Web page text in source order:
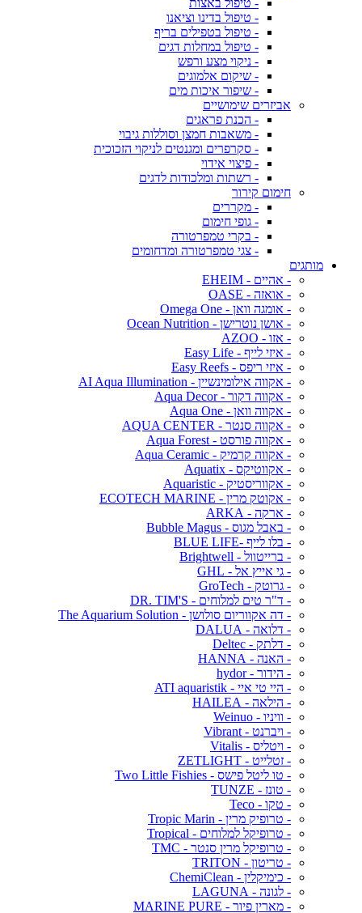
- טיפול באצות
- טיפול בדינו וציאנו
- טיפול בטפילים בריף
- טיפול במחלות דגים
- ניקוי מצע ורפש
- שיקום אלמוגים
- שיפור איכות מים
אביזרים שימושיים
- הכנת פראגים
- משאבות חמצן וסוללות גיבוי
- סקרפרים ומגנטים לניקוי הזכוכית
- פיצוי אידוי
- רשתות ומלכודות לדגים
חימום קירור
- מקררים
- גופי חימום
- בקרי טמפרטורה
- צגי טמפרטורה ומדחומים
מותגים
- אהיים - EHEIM
- אואזה - OASE
- אומגה וואן - Omega One
- אושן נוטרישן - Ocean Nutrition
- אזו - AZOO
- איזי לייף - Easy Life
- איזי ריפס - Easy Reefs
- אקווה אילומינשיין - AI Aqua Illumination
- אקווה דקור - Aqua Decor
- אקווה וואן - Aqua One
- אקווה סנטר - AQUA CENTER
- אקווה פורסט - Aqua Forest
- אקווה קרמיק - Aqua Ceramic
- אקווטיקס - Aquatix
- אקווריסטיק - Aquaristic
- אקוטק מרין - ECOTECH MARINE
- ארקה - ARKA
- באבל מגוס - Bubble Magus
- בלו לייף -BLUE LIFE
- ברייטוול - Brightwell
- גי אייץ אל - GHL
- גרוטק - GroTech
- ד"ר טים למלוחים - DR. TIM'S
- דה אקווריום סולושן - The Aquarium Solution
- דלואה - DALUA
- דלתק - Deltec
- האנה - HANNA
- הידור - hydor
- היי טי איי - ATI aquaristik
- הילאה - HAILEA
- וויניו - Weinuo
- ויברנט - Vibrant
- ויטליס - Vitalis
- זטלייט - ZETLIGHT
- טו ליטל פישס - Two Little Fishies
- טונז - TUNZE
- טקו - Teco
- טרופיק מרין - Tropic Marin
- טרופיקל למלוחים - Tropical
- טרופיקל מרין סנטר - TMC
- טריטון - TRITON
- כימיקלין - ChemiClean
- לגונה - LAGUNA
- מארין פיור - MARINE PURE